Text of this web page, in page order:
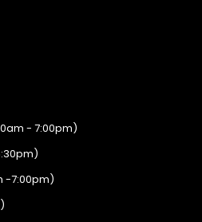
- 7:00pm)
-7:00pm)